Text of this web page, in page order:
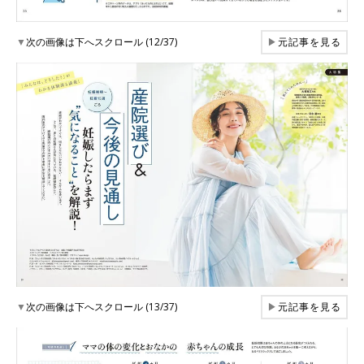
▼次の画像は下へスクロール (12/37) ▶元記事を見る
▼次の画像は下へスクロール (13/37) ▶元記事を見る